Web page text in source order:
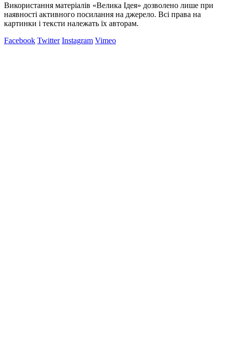
Використання матеріалів «Велика Ідея» дозволено лише при
наявності активного посилання на джерело. Всі права на
картинки і тексти належать їх авторам.
Facebook Twitter Instagram Vimeo